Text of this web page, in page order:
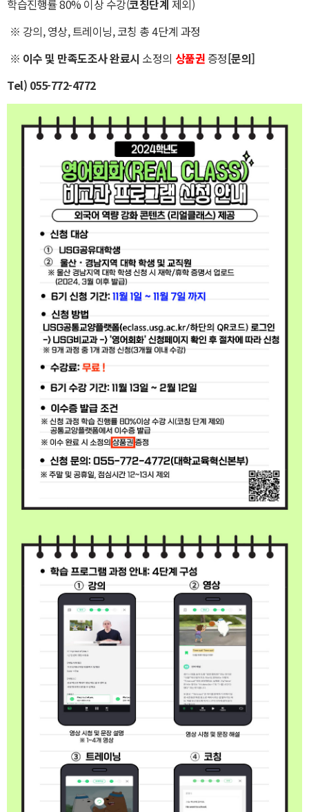
학습진행률 80% 이상 수강(코칭단계 제외)
※ 강의, 영상, 트레이닝, 코칭 총 4단계 과정
※ 이수 및 만족도조사 완료시 소정의 상품권 증정[문의]
Tel) 055-772-4772